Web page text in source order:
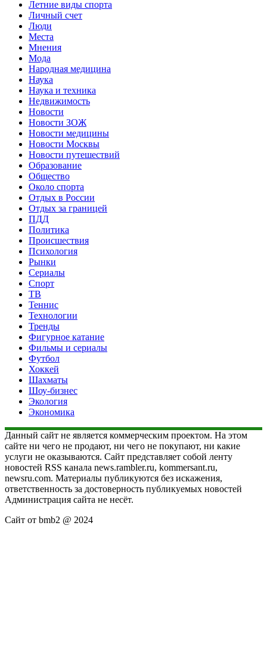
Летние виды спорта
Личный счет
Люди
Места
Мнения
Мода
Народная медицина
Наука
Наука и техника
Недвижимость
Новости
Новости ЗОЖ
Новости медицины
Новости Москвы
Новости путешествий
Образование
Общество
Около спорта
Отдых в России
Отдых за границей
ПДД
Политика
Происшествия
Психология
Рынки
Сериалы
Спорт
ТВ
Теннис
Технологии
Тренды
Фигурное катание
Фильмы и сериалы
Футбол
Хоккей
Шахматы
Шоу-бизнес
Экология
Экономика
Данный сайт не является коммерческим проектом. На этом
сайте ни чего не продают, ни чего не покупают, ни какие
услуги не оказываются. Сайт представляет собой ленту
новостей RSS канала news.rambler.ru, kommersant.ru,
newsru.com. Материалы публикуются без искажения,
ответственность за достоверность публикуемых новостей
Администрация сайта не несёт.
Сайт от bmb2 @ 2024